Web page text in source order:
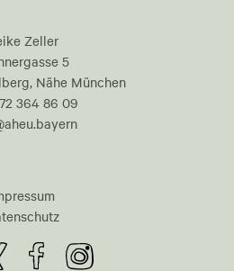
Zeller
5
Nähe München
364 86 09